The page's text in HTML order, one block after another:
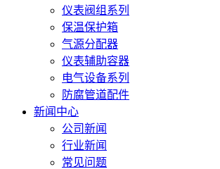
仪表阀组系列
保温保护箱
气源分配器
仪表辅助容器
电气设备系列
防腐管道配件
新闻中心
公司新闻
行业新闻
常见问题